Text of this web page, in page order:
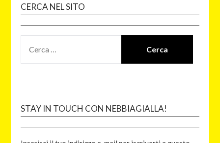
CERCA NEL SITO
STAY IN TOUCH CON NEBBIAGIALLA!